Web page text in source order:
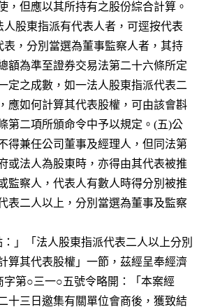
表行使，但應以其所持有之股份綜合計算。
發如法人股東指派有代表人者，可逕按代表
派之代表，分別當選為董事監察人者，其持
之股份總額為準至證券交易法第二十六條所定
份總額一定之成數，如一法人股東指派代表二
監察人，應如何計算其代表股權，可由該會斟
十六條第二項所頒命令中予以規定。(五)公
監察人不得兼任公司董事及經理人，但同法第
規定政府或法人為股東時，亦得由其代表被推
為董事或監察人，代表人有數人時得分別被推
東指派代表二人以上，分別當選為董事及監察
四點：」「法人股東指派代表二人以上分別
應如何計算其代表股權」一節，茲經呈奉經濟
五八)商字第○三一○五號令略開：「本案經
十一月二十三日邀集有關單位會商後，獲致結